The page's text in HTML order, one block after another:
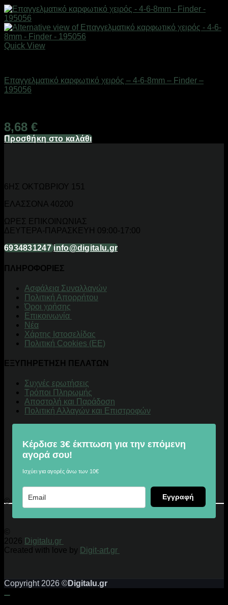
Quick View
Επαγγελματικό καρφωτικό χειρός – 4-6-8mm – Finder –
195056
8,68 €
Προσθήκη στο καλάθι
6ΗΣ ΟΚΤΩΒΡΙΟΥ 151
ΕΛΑΣΣΟΝΑ 40200
ΩΡΕΣ ΕΠΙΚΟΙΝΩΝΙΑΣ
ΔΕΥΤΕΡΑ-ΠΑΡΑΣΚΕΥΗ 09:00-17:00
6934831247 info@digitalu.gr
ΠΛΗΡΟΦΟΡΙΕΣ
Aσφάλεια Συναλλαγών
Πολιτική Απορρήτου
Όροι χρήσης
Επικοινωνία
Νέα
Χάρτης Ιστοσελίδας
Πολιτική Cookies (ΕΕ)
ΕΞΥΠΗΡΕΤΗΣΗ ΠΕΛΑΤΩΝ
Συχνές ερωτήσεις
Τρόποι Πληρωμής
Αποστολή και Παράδοση
Πολιτική Αλλαγών και Επιστροφών
Κέρδισε 3€ έκπτωση για την επόμενη
αγορά σου!
Ισχύει για αγορές άνω των 10€
Εγγραφή
© 2026 Digitalu.gr
©
2026 Digitalu.gr
Created with love by Digit-art.gr
Copyright 2026 ©Digitalu.gr